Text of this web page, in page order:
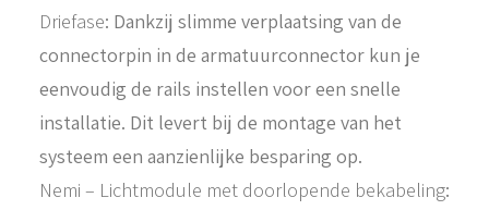
Driefase: Dankzij slimme verplaatsing van de
connectorpin in de armatuurconnector kun je
eenvoudig de rails instellen voor een snelle
installatie. Dit levert bij de montage van het
systeem een aanzienlijke besparing op.
Nemi – Lichtmodule met doorlopende bekabeling: